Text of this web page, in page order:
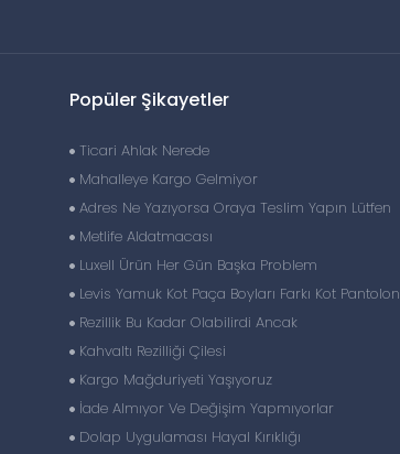
Popüler Şikayetler
Ticari Ahlak Nerede
Mahalleye Kargo Gelmiyor
Adres Ne Yazıyorsa Oraya Teslim Yapın Lütfen
Metlife Aldatmacası
Luxell Ürün Her Gün Başka Problem
Levis Yamuk Kot Paça Boyları Farkı Kot Pantolon
Rezillik Bu Kadar Olabilirdi Ancak
Kahvaltı Rezilliği Çilesi
Kargo Mağduriyeti Yaşıyoruz
İade Almıyor Ve Değişim Yapmıyorlar
Dolap Uygulaması Hayal Kırıklığı